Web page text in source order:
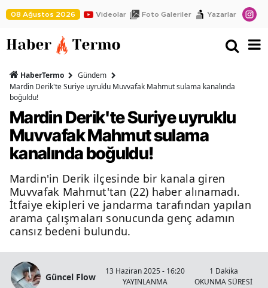
08 Ağustos 2026 Videolar Foto Galeriler Yazarlar
HaberTermo
Gündem
Mardin Derik'te Suriye uyruklu Muvvafak Mahmut sulama kanalında
boğuldu!
Mardin Derik'te Suriye uyruklu
Muvvafak Mahmut sulama
kanalında boğuldu!
Mardin'in Derik ilçesinde bir kanala giren
Muvvafak Mahmut'tan (22) haber alınamadı.
İtfaiye ekipleri ve jandarma tarafından yapılan
arama çalışmaları sonucunda genç adamın
cansız bedeni bulundu.
Güncel Flow
13 Haziran 2025 - 16:20
YAYINLANMA
1 Dakika
OKUNMA SÜRESİ